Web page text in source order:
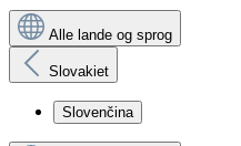
Alle lande og sprog
Slovakiet
Slovenčina